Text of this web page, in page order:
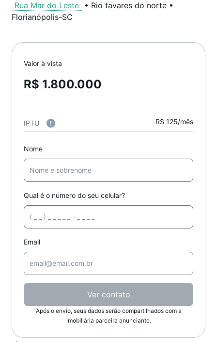
Rua Mar do Leste • Rio tavares do norte •
Florianópolis-SC
Valor à vista
R$ 1.800.000
IPTU R$ 125/mês
Nome
Qual é o número do seu celular?
Email
Ver contato
Após o envio, seus dados serão compartilhados com a
imobiliária parceira anunciante.